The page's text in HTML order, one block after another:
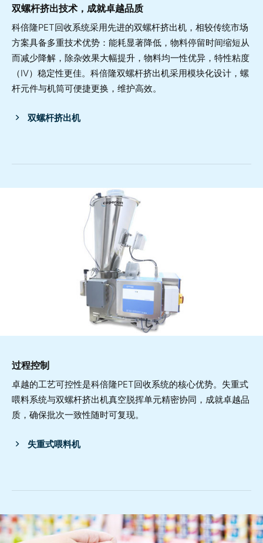
双螺杆挤出技术，成就卓越品质
科倍隆PET回收系统采用先进的双螺杆挤出机，相较传统市场
方案具备多重技术优势：能耗显著降低，物料停留时间缩短从
而减少降解，除杂效果大幅提升，物料均一性优异，特性粘度
（IV）稳定性更佳。科倍隆双螺杆挤出机采用模块化设计，螺
杆元件与机筒可便捷更换，维护高效。
双螺杆挤出机
过程控制
卓越的工艺可控性是科倍隆PET回收系统的核心优势。失重式
喂料系统与双螺杆挤出机真空脱挥单元精密协同，成就卓越品
质，确保批次一致性随时可复现。
失重式喂料机